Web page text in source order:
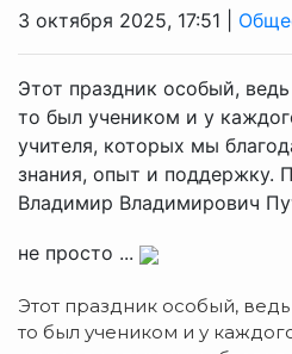
3 октября 2025, 17:51 |
Этот праздник особый,
то был учеником и у
учителя, которых мы
знания, опыт и поддержку.
Владимир Владимирович
не просто ...
Этот праздник особый,
то был учеником и у